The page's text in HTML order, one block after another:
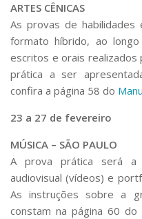
ARTES CÊNICAS
As provas de habilidades
formato híbrido, ao
escritos e orais realizados
prática a ser
confira a página 58 do
23 a 27 de fevereiro
MÚSICA – SÃO PAULO
A prova prática será a
audiovisual (vídeos) e
As instruções sobre a
constam na página 60 do